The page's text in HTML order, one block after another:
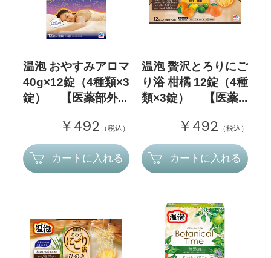
温泡 おやすみアロマ
40g×12錠（4種類×3
錠） 【医薬部外...
￥492 （税込）
カートに入れる
温泡 贅沢とろりにご
り浴 柑橘 12錠（4種
類×3錠） 【医薬...
￥492 （税込）
カートに入れる